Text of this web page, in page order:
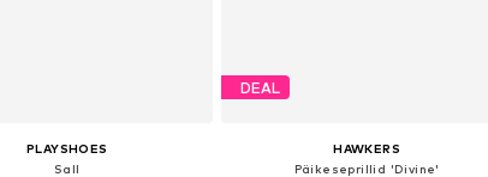
PLAYSHOES
Sall
DEAL
HAWKERS
Päikeseprillid 'Divine'